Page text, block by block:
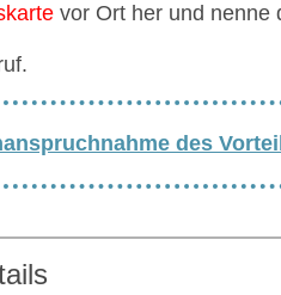
vor Ort her und nenne
des